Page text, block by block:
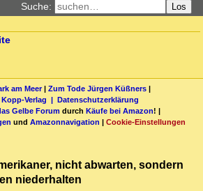
Suche: Los
am Meer| Zum Tode Jürgen Küßners |
Verlag | Datenschutzerklärung
Gelbe Forum durch Käufe bei Amazon! |
und Amazonnavigation | Cookie-Einstellungen
nicht abwarten, sondern
niederhalten